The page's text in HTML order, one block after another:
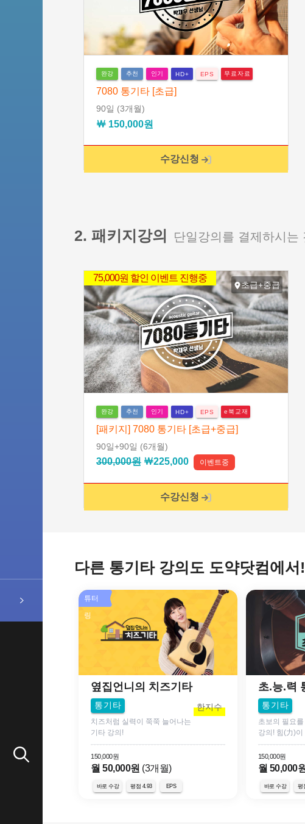
완강 추천 인기 HD+ EPS 무료자료
7080 통기타 [초급]
90일 (3개월)
￦ 150,000원
수강신청
2. 패키지강의 단일강의를 결제하시
75,000원 할인 이벤트 진행중
초급+중급
완강 추천 인기 HD+ EPS e북교재
[패키지] 7080 통기타 [초급+중급]
90일+90일 (6개월)
300,000원 ￦225,000 이벤트중
수강신청
다른 통기타 강의도 도약닷컴에서!
튜터
링
옆집언니의 치즈기타
통기타 한지수
치즈처럼 실력이 쭉쭉 늘어나는
기타 강의!
150,000원
월 50,000원 (3개월)
바로 수강 평점 4.93 EPS
초.능.력
통기타
초보의 필요
강의! 힘(力)
150,000원
월 50,000원
바로 수강 평